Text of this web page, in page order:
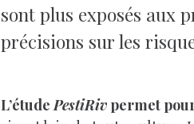
sont plus exposés aux
précisions sur les
L’étudePestiRiv permet